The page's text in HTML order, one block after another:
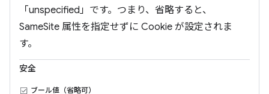
「unspecified」です。つまり、省略すると、
SameSite 属性を指定せずに Cookie が設定されま
す。
安全
ブール値（省略可）